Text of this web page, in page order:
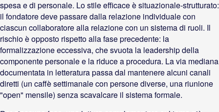
spesa e di personale. Lo stile efficace è situazionale-strutturato:
il fondatore deve passare dalla relazione individuale con
ciascun collaboratore alla relazione con un sistema di ruoli. Il
rischio è opposto rispetto alla fase precedente: la
formalizzazione eccessiva, che svuota la leadership della
componente personale e la riduce a procedura. La via mediana
documentata in letteratura passa dal mantenere alcuni canali
diretti (un caffè settimanale con persone diverse, una riunione
"open" mensile) senza scavalcare il sistema formale.